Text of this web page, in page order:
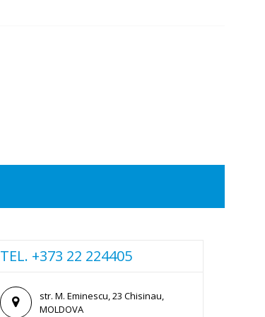
TEL. +373 22 224405
str. M. Eminescu, 23 Chisinau,
MOLDOVA